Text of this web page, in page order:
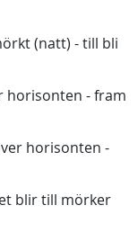
(natt) - till bli
horisonten - fram
horisonten -
blir till mörker